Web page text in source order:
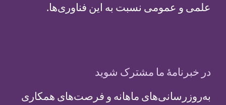
علمی و عمومی نسبت به این فناوری‌ها.
در خبرنامهٔ ما مشترک شوید
به‌روزرسانی‌های ماهانه و فرصت‌های همکاری